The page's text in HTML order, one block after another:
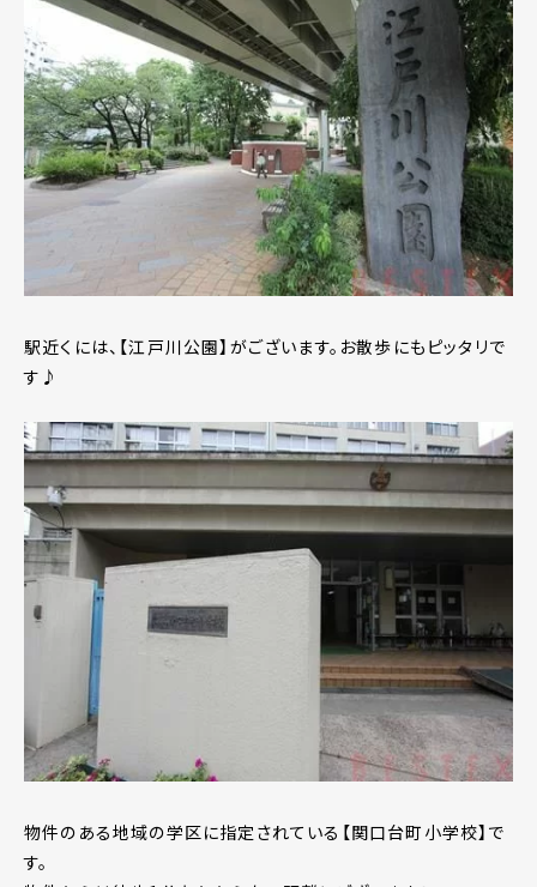
駅近くには、【江戸川公園】がございます。お散歩にもピッタリで
す♪
物件のある地域の学区に指定されている【関口台町小学校】で
す。